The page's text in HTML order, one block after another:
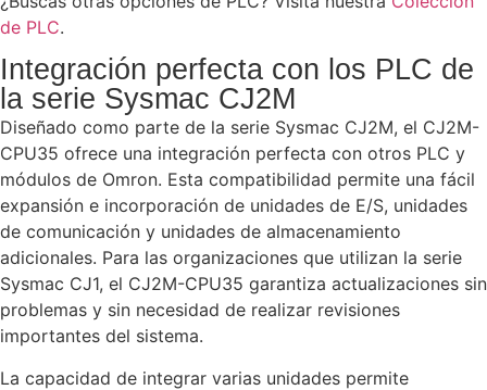
de PLC.
Integración perfecta con los PLC de
la serie Sysmac CJ2M
Diseñado como parte de la serie Sysmac CJ2M, el CJ2M-
CPU35 ofrece una integración perfecta con otros PLC y
módulos de Omron. Esta compatibilidad permite una fácil
expansión e incorporación de unidades de E/S, unidades
de comunicación y unidades de almacenamiento
adicionales. Para las organizaciones que utilizan la serie
Sysmac CJ1, el CJ2M-CPU35 garantiza actualizaciones sin
problemas y sin necesidad de realizar revisiones
importantes del sistema.
La capacidad de integrar varias unidades permite